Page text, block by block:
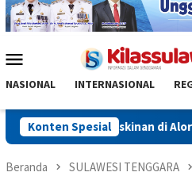
Mobile
NASIONAL INTERNASIONAL
Konten Spesial
Kemiskinan di Alor
Beranda SULAWESI TENGGARA